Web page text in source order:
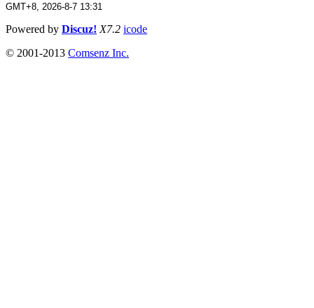
GMT+8, 2026-8-7 13:31
Powered by Discuz! X7.2 icode
© 2001-2013 Comsenz Inc.